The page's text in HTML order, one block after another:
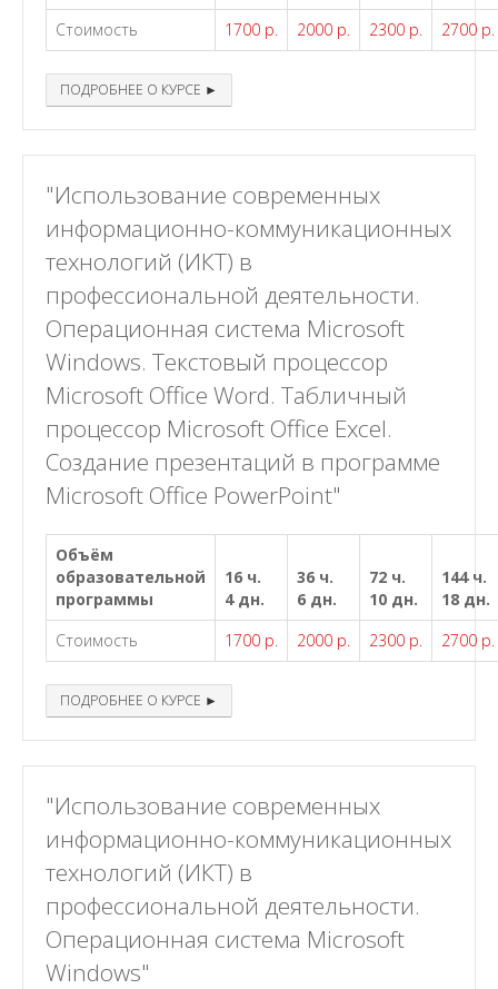
Стоимость
1700 р. 2000 р. 2300 р. 2700 р.
ПОДРОБНЕЕ О КУРСЕ ►
"Использование современных
информационно-коммуникационных
технологий (ИКТ) в
профессиональной деятельности.
Операционная система Microsoft
Windows. Текстовый процессор
Microsoft Office Word. Табличный
процессор Microsoft Office Excel.
Создание презентаций в программе
Microsoft Office PowerPoint"
Объём
образовательной
программы
16 ч.
4 дн.
36 ч.
6 дн.
72 ч.
10 дн.
144 ч.
18 дн.
Стоимость
1700 р. 2000 р. 2300 р. 2700 р.
ПОДРОБНЕЕ О КУРСЕ ►
"Использование современных
информационно-коммуникационных
технологий (ИКТ) в
профессиональной деятельности.
Операционная система Microsoft
Windows"